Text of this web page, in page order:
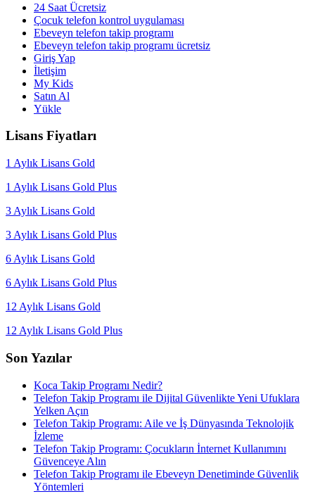
24 Saat Ücretsiz
Çocuk telefon kontrol uygulaması
Ebeveyn telefon takip programı
Ebeveyn telefon takip programı ücretsiz
Giriş Yap
İletişim
My Kids
Satın Al
Yükle
Lisans Fiyatları
1 Aylık Lisans Gold
1 Aylık Lisans Gold Plus
3 Aylık Lisans Gold
3 Aylık Lisans Gold Plus
6 Aylık Lisans Gold
6 Aylık Lisans Gold Plus
12 Aylık Lisans Gold
12 Aylık Lisans Gold Plus
Son Yazılar
Koca Takip Programı Nedir?
Telefon Takip Programı ile Dijital Güvenlikte Yeni Ufuklara
Yelken Açın
Telefon Takip Programı: Aile ve İş Dünyasında Teknolojik
İzleme
Telefon Takip Programı: Çocukların İnternet Kullanımını
Güvenceye Alın
Telefon Takip Programı ile Ebeveyn Denetiminde Güvenlik
Yöntemleri